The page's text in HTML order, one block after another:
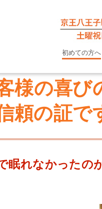
初めての方へ
様の喜び
頼の証で
眠れなかったの